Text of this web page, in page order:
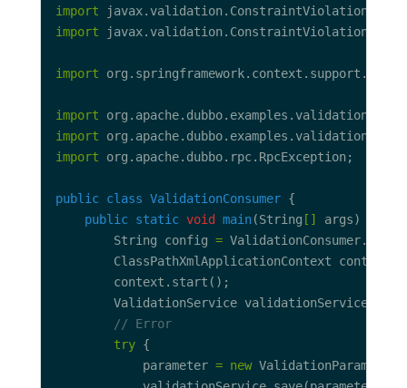
import
import
import
import
import
import
public class ValidationConsumer
public static void main(String [] args)
        String config
=
        ClassPathXmlApplicationContext context
        ValidationService validationService
// Error
try
            parameter
= new